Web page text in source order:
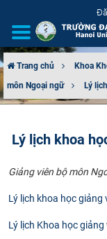
GIỚI THIỆU
ĐÀO TẠO
ĐẢM BẢO
Trang chủ Khoa
môn Ngoại ngữ
Lý
Lý lịch khoa
Giảng viên bộ môn
Lý lịch khoa học giảng
Lý lịch Khoa học